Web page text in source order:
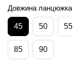
Довжина ланцюжка
45 50 55
85 90